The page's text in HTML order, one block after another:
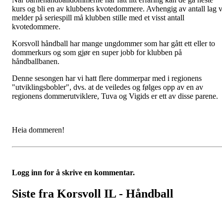
kurs og bli en av klubbens kvotedommere. Avhengig av antall lag
melder på seriespill må klubben stille med et visst antall
kvotedommere.
Korsvoll håndball har mange ungdommer som har gått ett eller to
dommerkurs og som gjør en super jobb for klubben på
håndballbanen.
Denne sesongen har vi hatt flere dommerpar med i regionens
"utviklingsbobler", dvs. at de veiledes og følges opp av en av
regionens dommerutviklere, Tuva og Vigids er ett av disse parene.
Heia dommeren!
Logg inn for å skrive en kommentar.
Siste fra Korsvoll IL - Håndball